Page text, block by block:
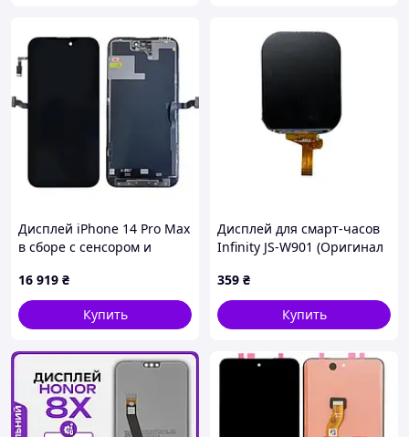
Дисплей iPhone 14 Pro Max
в сборе с сенсором и
оригинал) (Восстановлен)
16 919 ₴
Купить
Дисплей для смарт-часов
Infinity JS-W901 (Оригинал
359 ₴
Купить